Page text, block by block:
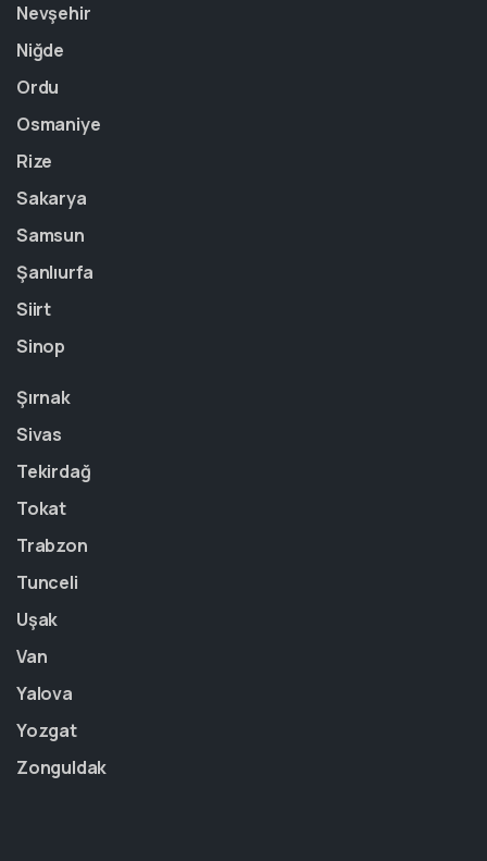
Nevşehir
Niğde
Ordu
Osmaniye
Rize
Sakarya
Samsun
Şanlıurfa
Siirt
Sinop
Şırnak
Sivas
Tekirdağ
Tokat
Trabzon
Tunceli
Uşak
Van
Yalova
Yozgat
Zonguldak